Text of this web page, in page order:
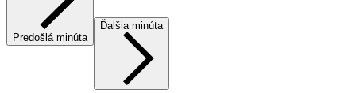
Predošlá minúta
Ďalšia minúta